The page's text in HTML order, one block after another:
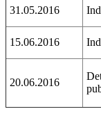
31.05.2016
15.06.2016
20.06.2016